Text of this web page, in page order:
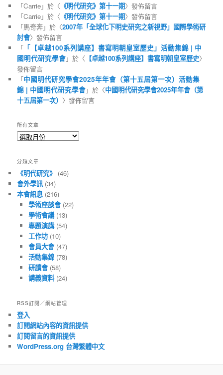
「Carrie」於〈 《明代研究》第十一期〉發佈留言
「Carrie」於〈 《明代研究》第十一期〉發佈留言
「馬奇奔」於〈2007年「全球化下明史研究之新視野」國際學術研
討會〉發佈留言
「 「【卓越100系列講座】書寫明朝皇室歷史」活動集錦 | 中
國明代研究學會」於〈 【卓越100系列講座】書寫明朝皇室歷史〉
發佈留言
「中國明代研究學會2025年年會（第十五屆第一次）活動集
錦 | 中國明代研究學會」於〈中國明代研究學會2025年年會（第
十五屆第一次） 〉發佈留言
所有文章
所
章
分類文章
《明代研究》 (46)
會外學訊(34)
本會訊息 (216)
學術座談會(22)
學術會議(13)
專題演講(54)
工作坊(10)
會員大會(47)
活動集錦(78)
研讀會(58)
講義資料(24)
RSS訂閱／網站管理
登入
訂閱網站內容的資訊提供
訂閱留言的資訊提供
WordPress.org 台灣繁體中文